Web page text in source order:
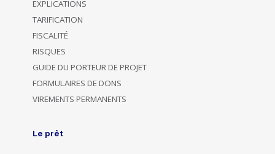
EXPLICATIONS
TARIFICATION
FISCALITÉ
RISQUES
GUIDE DU PORTEUR DE PROJET
FORMULAIRES DE DONS
VIREMENTS PERMANENTS
Le prêt